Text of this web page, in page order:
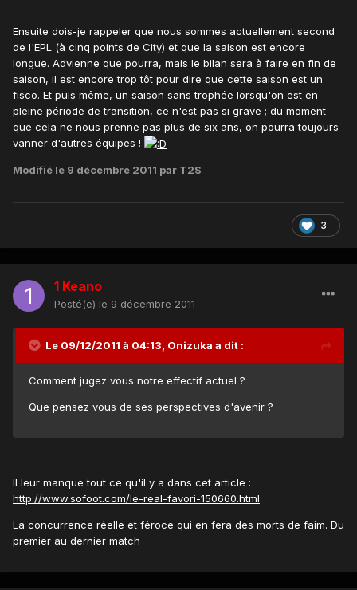
Ensuite dois-je rappeler que nous sommes actuellement second
de l'EPL (à cinq points de City) et que la saison est encore
longue. Advienne que pourra, mais le bilan sera à faire en fin de
saison, il est encore trop tôt pour dire que cette saison est un
fisco. Et puis même, un saison sans trophée lorsqu'on est en
pleine période de transition, ce n'est pas si grave ; du moment
que cela ne nous prenne pas plus de six ans, on pourra toujours
vanner d'autres équipes !
Modifié le 9 décembre 2011 par T2S
3
1 Keano
Posté(e) le 9 décembre 2011
Le 09/12/2011 à 04:13, Onizuka a dit :
Comment jugez vous notre effectif actuel ?
Que pensez vous de ses perspectives d'avenir ?
Il leur manque tout ce qu'il y a dans cet article :
http://www.sofoot.com/le-real-favori-150660.html
La concurrence réelle et féroce qui en fera des morts de faim. Du
premier au dernier match